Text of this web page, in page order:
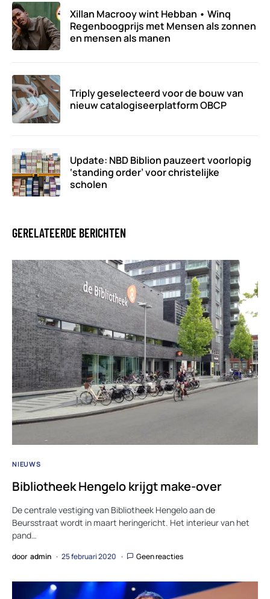
Xillan Macrooy wint Hebban • Winq
Regenboogprijs met Mensen als zonnen
en mensen als manen
Triply geselecteerd voor de bouw van
nieuw catalogiseerplatform OBCP
Update: NBD Biblion pauzeert voorlopig
‘standing order’ voor christelijke
scholen
GERELATEERDE BERICHTEN
NIEUWS
Bibliotheek Hengelo krijgt make-over
De centrale vestiging van Bibliotheek Hengelo aan de
Beursstraat wordt in maart heringericht. Het interieur van het
pand…
door admin 25 februari 2020 Geen reacties